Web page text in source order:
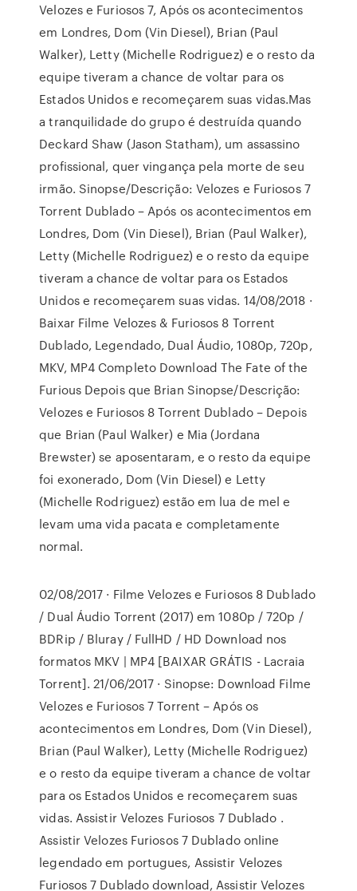
Velozes e Furiosos 7, Após os acontecimentos
em Londres, Dom (Vin Diesel), Brian (Paul
Walker), Letty (Michelle Rodriguez) e o resto da
equipe tiveram a chance de voltar para os
Estados Unidos e recomeçarem suas vidas.Mas
a tranquilidade do grupo é destruída quando
Deckard Shaw (Jason Statham), um assassino
profissional, quer vingança pela morte de seu
irmão. Sinopse/Descrição: Velozes e Furiosos 7
Torrent Dublado – Após os acontecimentos em
Londres, Dom (Vin Diesel), Brian (Paul Walker),
Letty (Michelle Rodriguez) e o resto da equipe
tiveram a chance de voltar para os Estados
Unidos e recomeçarem suas vidas. 14/08/2018 ·
Baixar Filme Velozes & Furiosos 8 Torrent
Dublado, Legendado, Dual Áudio, 1080p, 720p,
MKV, MP4 Completo Download The Fate of the
Furious Depois que Brian Sinopse/Descrição:
Velozes e Furiosos 8 Torrent Dublado – Depois
que Brian (Paul Walker) e Mia (Jordana
Brewster) se aposentaram, e o resto da equipe
foi exonerado, Dom (Vin Diesel) e Letty
(Michelle Rodriguez) estão em lua de mel e
levam uma vida pacata e completamente
normal.
02/08/2017 · Filme Velozes e Furiosos 8 Dublado
/ Dual Áudio Torrent (2017) em 1080p / 720p /
BDRip / Bluray / FullHD / HD Download nos
formatos MKV | MP4 [BAIXAR GRÁTIS - Lacraia
Torrent]. 21/06/2017 · Sinopse: Download Filme
Velozes e Furiosos 7 Torrent – Após os
acontecimentos em Londres, Dom (Vin Diesel),
Brian (Paul Walker), Letty (Michelle Rodriguez)
e o resto da equipe tiveram a chance de voltar
para os Estados Unidos e recomeçarem suas
vidas. Assistir Velozes Furiosos 7 Dublado .
Assistir Velozes Furiosos 7 Dublado online
legendado em portugues, Assistir Velozes
Furiosos 7 Dublado download, Assistir Velozes